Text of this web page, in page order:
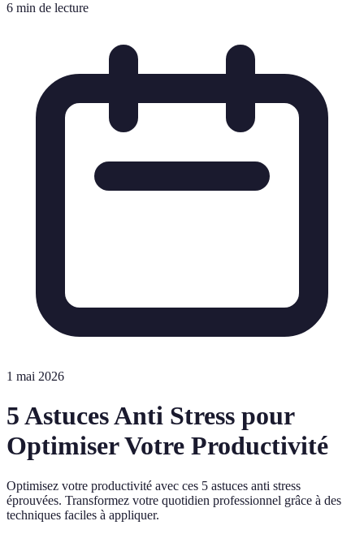
6 min de lecture
1 mai 2026
5 Astuces Anti Stress pour
Optimiser Votre Productivité
Optimisez votre productivité avec ces 5 astuces anti stress
éprouvées. Transformez votre quotidien professionnel grâce à des
techniques faciles à appliquer.